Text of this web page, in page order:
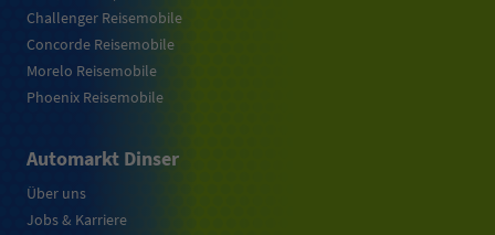
Challenger Reisemobile
Concorde Reisemobile
Morelo Reisemobile
Phoenix Reisemobile
Automarkt Dinser
Über uns
Jobs & Karriere